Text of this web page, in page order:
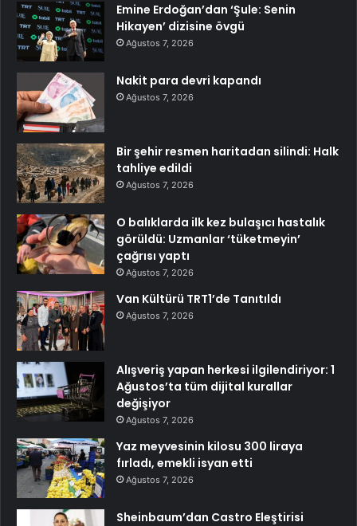
Emine Erdoğan’dan ‘Şule: Senin
Hikayen’ dizisine övgü
Ağustos 7, 2026
Nakit para devri kapandı
Ağustos 7, 2026
Bir şehir resmen haritadan silindi: Halk
tahliye edildi
Ağustos 7, 2026
O balıklarda ilk kez bulaşıcı hastalık
görüldü: Uzmanlar ‘tüketmeyin’
çağrısı yaptı
Ağustos 7, 2026
Van Kültürü TRT1’de Tanıtıldı
Ağustos 7, 2026
Alışveriş yapan herkesi ilgilendiriyor: 1
Ağustos’ta tüm dijital kurallar
değişiyor
Ağustos 7, 2026
Yaz meyvesinin kilosu 300 liraya
fırladı, emekli isyan etti
Ağustos 7, 2026
Sheinbaum’dan Castro Eleştirisi